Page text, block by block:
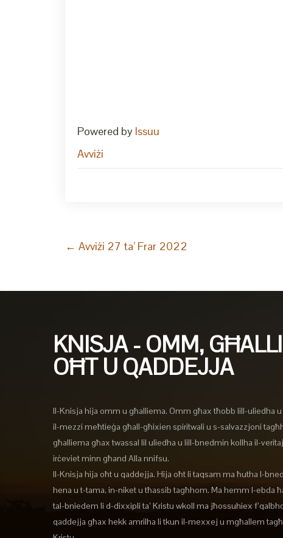
Powered by Issuu
Avviżi
Post
navigation
← Avviżi 27 ta’ Frar 2022
KNISJA - OMM,
OĦT U QADDEJJA
Il-Knisja hija omm u għalliema. Omm għax tħobb lill-uliedha
il-mezzi meħtieġa għall-għixien spiritwali u s-salvazzjoni
għalliema għax twassal lil uliedha u lill-bnedmin kollha il-
irċeviet minn għand Alla nnifsu.
Il-Knisja hija oħt u qaddejja. Hija oħt li taqsam ma ħutha l-
hena u t-tama, in-niket u tħassib tagħhom. Ma hemm l-ebda
tal-bniedem li d-dixxipli ta’ Kristu wkoll ma jħossuhiex
qaddejja għax hekk amrilha li tkun il-mexxej u mgħallem